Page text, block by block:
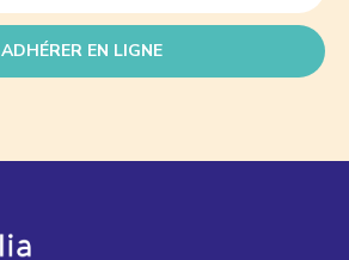
ADHÉRER EN LIGNE